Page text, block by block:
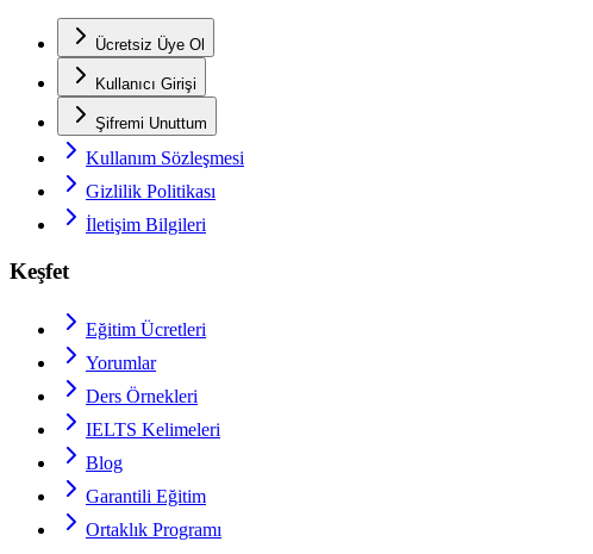
Ücretsiz Üye Ol
Kullanıcı Girişi
Şifremi Unuttum
Kullanım Sözleşmesi
Gizlilik Politikası
İletişim Bilgileri
Keşfet
Eğitim Ücretleri
Yorumlar
Ders Örnekleri
IELTS Kelimeleri
Blog
Garantili Eğitim
Ortaklık Programı